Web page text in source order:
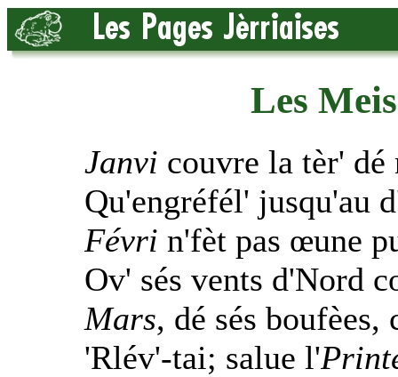
Les
Janvi couvre la tèr' dé
Qu'engréfél' jusqu'au
Févri n'fèt pas œune
Ov' sés vents d'Nord
Mars, dé sés
'Rlév'-tai; salue l'